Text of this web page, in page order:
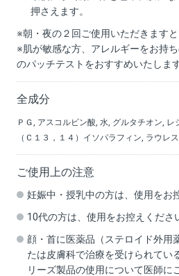
押さえます。
※朝・夜の２回ご使用いただきますと
※肌が敏感な方、アレルギーをお持
のパッチテストをおすすめいたします
全成分
ＰＧ, アスコルビン酸, 水, グルタチオン, レ
（Ｃ１３，１４）イソパラフィン, ラウレ
ご使用上の注意
妊娠中・授乳中の方は、使用をお
10代の方は、使用をお控えくださ
顔・首に医薬品（ステロイド外用
たは皮膚科で治療を受けられてい
リーズ製品の使用について医師に